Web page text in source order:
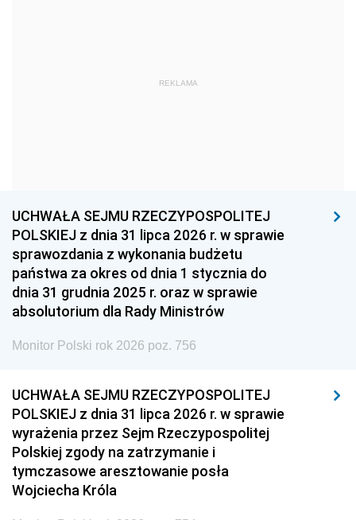
1959
1939 1938 1937
1936 1930
REKLAMA
UCHWAŁA SEJMU RZECZYPOSPOLITEJ
POLSKIEJ z dnia 31 lipca 2026 r. w sprawie
sprawozdania z wykonania budżetu
państwa za okres od dnia 1 stycznia do
dnia 31 grudnia 2025 r. oraz w sprawie
absolutorium dla Rady Ministrów
Monitor Polski rok 2026 poz. 756
UCHWAŁA SEJMU RZECZYPOSPOLITEJ
POLSKIEJ z dnia 31 lipca 2026 r. w sprawie
wyrażenia przez Sejm Rzeczypospolitej
Polskiej zgody na zatrzymanie i
tymczasowe aresztowanie posła
Wojciecha Króla